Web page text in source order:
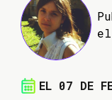
EL 07 DE